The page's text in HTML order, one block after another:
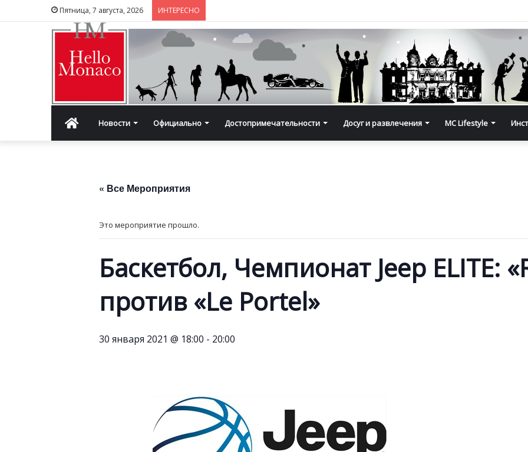
Пятница, 7 августа, 2026 ИНТЕРЕСНО
ГлавнаяНовости Официально Достопримечательности Досуг и развлечения MC Lifestyle
« Все Мероприятия
Это мероприятие прошло.
Баскетбол, Чемпионат Jeep ELITE:
против «Le Portel»
30 января 2021 @ 18:00 - 20:00